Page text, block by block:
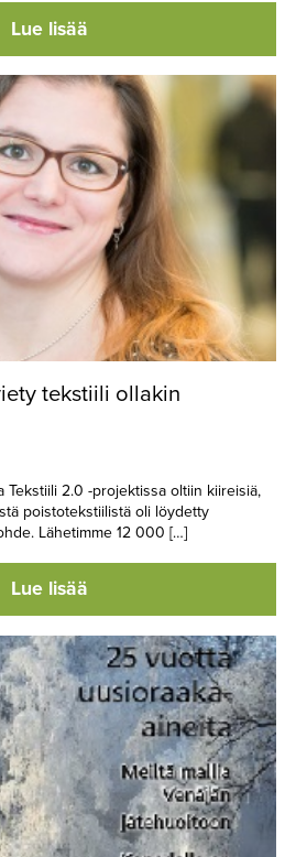
Lue lisää
tekstiili ollakin
Tekstiili 2.0 -projektissa oltiin kiireisiä,
poistotekstiilistä oli löydetty
Lähetimme 12 000 […]
Lue lisää